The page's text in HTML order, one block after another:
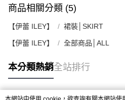
商品相關分類 (5)
【伊蕾 ILEY】 裙裝│SKIRT
【伊蕾 ILEY】 全部商品│ALL
本分類熱銷全站排行